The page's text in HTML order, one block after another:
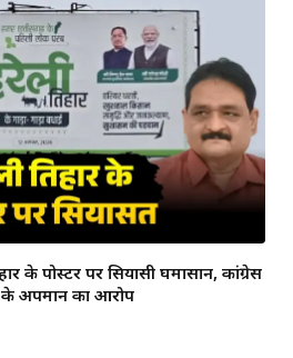
के पोस्टर पर सियासी घमासान, कांग्रेस
के अपमान का आरोप